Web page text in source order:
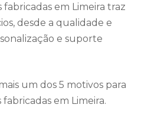
fabricadas em Limeira traz
desde a qualidade e
e suporte
um dos 5 motivos para
em Limeira.